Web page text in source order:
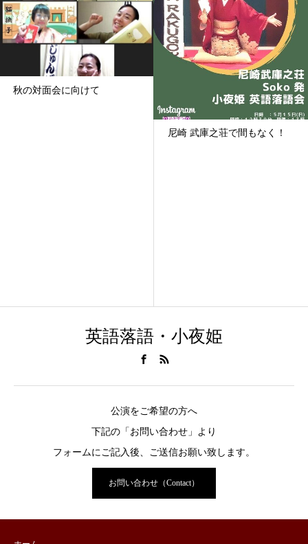
秋の対面会に向けて
尼崎 武庫之荘で間もなく！
英語落語・小夜姫
公演をご希望の方へ
下記の「お問い合わせ」より
フォームにご記入後、ご送信お願い致します。
お問い合わせ（Contact）